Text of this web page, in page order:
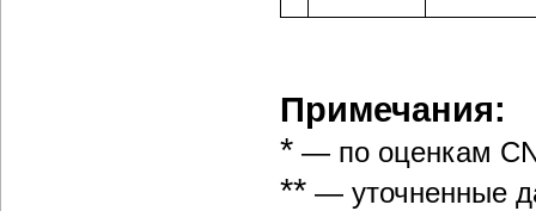
Примечания:
* — по оценкам
** — уточненные